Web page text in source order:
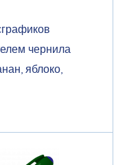
чернила
яблоко,